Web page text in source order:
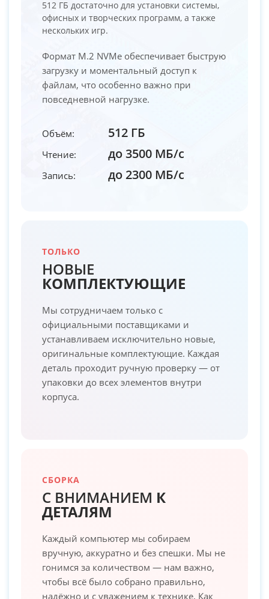
512 ГБ достаточно для установки системы,
офисных и творческих программ, а также
нескольких игр.
Формат M.2 NVMe обеспечивает быструю
загрузку и моментальный доступ к
файлам, что особенно важно при
повседневной нагрузке.
Объём: 512 ГБ
Чтение: до 3500 МБ/с
Запись: до 2300 МБ/с
ТОЛЬКО
НОВЫЕ
КОМПЛЕКТУЮЩИЕ
Мы сотрудничаем только с
официальными поставщиками и
устанавливаем исключительно новые,
оригинальные комплектующие. Каждая
деталь проходит ручную проверку — от
упаковки до всех элементов внутри
корпуса.
СБОРКА
С ВНИМАНИЕМ К
ДЕТАЛЯМ
Каждый компьютер мы собираем
вручную, аккуратно и без спешки. Мы не
гонимся за количеством — нам важно,
чтобы всё было собрано правильно,
надёжно и с уважением к технике. Как